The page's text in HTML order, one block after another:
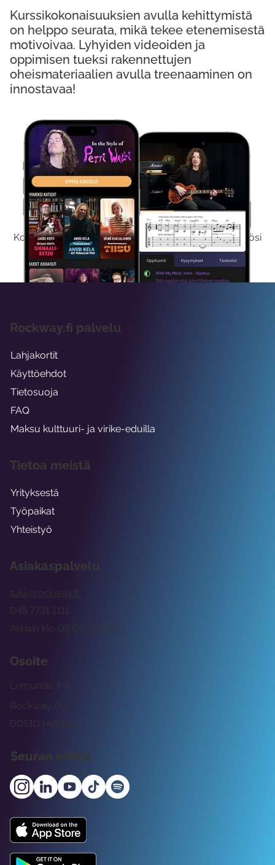
Kokeile Ilmaiseksi
Kokeilemalla ilmaiseksi saat koko sisältömme käyttöösi
viikon ajaksi.
Kurssikokonaisuuksien avulla kehittymistä
on helppo seurata, mikä tekee etenemisestä
motivoivaa. Lyhyiden videoiden ja
oppimisen tueksi rakennettujen
oheismateriaalien avulla treenaaminen on
innostavaa!
Asiakaspalvelu
tuki@rockway.fi
Arkisin klo 09:00 -15:00
045 7731 1111
Osoite
Rockway Oy
Lemuntie 3-5
00510 Helsinki
Seuraa meitä
Rockway.fi palvelu
Lahjakortit
Käyttöehdot
Tietosuoja
FAQ
Maksu kulttuuri- ja virike-eduilla
Tietoa meistä
Yrityksestä
Työpaikat
Yhteistyö